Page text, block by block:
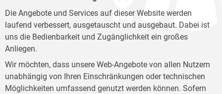
Die Angebote und Services auf dieser Website werden
laufend verbessert, ausgetauscht und ausgebaut. Dabei ist
uns die Bedienbarkeit und Zugänglichkeit ein großes
Anliegen.
Wir möchten, dass unsere Web-Angebote von allen Nutzern
unabhängig von Ihren Einschränkungen oder technischen
Möglichkeiten umfassend genutzt werden können. Sofern